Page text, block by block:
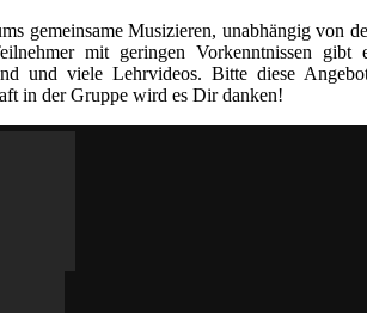
gemeinsame Musizieren, unabhängig von
mit geringen Vorkenntnissen gibt
und viele Lehrvideos. Bitte diese
in der Gruppe wird es Dir danken!